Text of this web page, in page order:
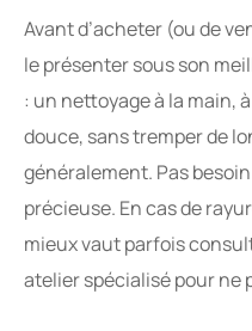
Avant d’acheter (ou de
le présenter sous son
: un nettoyage à la main,
douce, sans tremper de
généralement. Pas
précieuse. En cas de
mieux vaut parfois
atelier spécialisé pour ne